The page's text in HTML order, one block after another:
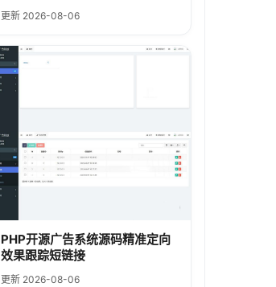
更新 2026-08-06
PHP开源广告系统源码精准定向
效果跟踪短链接
更新 2026-08-06